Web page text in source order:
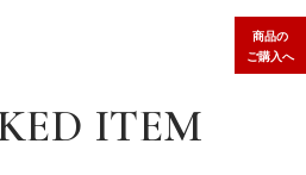
商品の
ご購入へ
ITEM